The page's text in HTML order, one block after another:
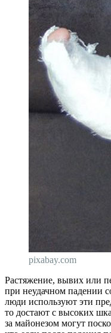
pixabay.com
Растяжение, вывих или
при неудачном падении
люди используют эти
то достают с высоких
за майонезом могут